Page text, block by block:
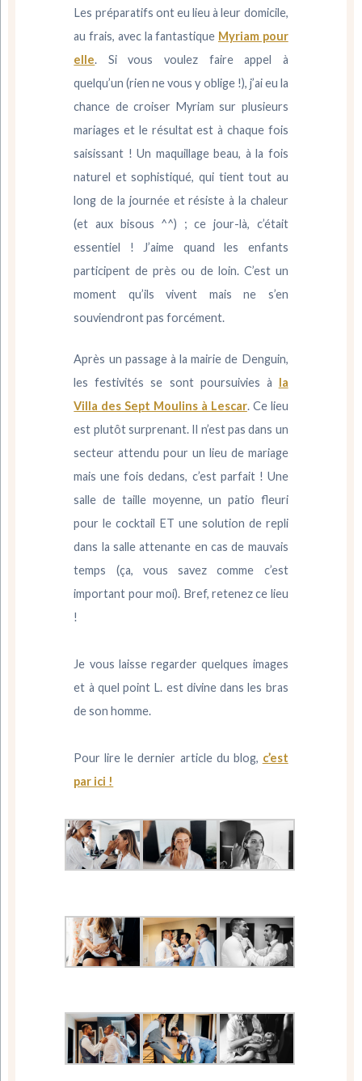
Les préparatifs ont eu lieu à leur domicile,
au frais, avec la fantastique Myriam pour
elle. Si vous voulez faire appel à
quelqu’un (rien ne vous y oblige !), j’ai eu la
chance de croiser Myriam sur plusieurs
mariages et le résultat est à chaque fois
saisissant ! Un maquillage beau, à la fois
naturel et sophistiqué, qui tient tout au
long de la journée et résiste à la chaleur
(et aux bisous ^^) ; ce jour-là, c’était
essentiel ! J’aime quand les enfants
participent de près ou de loin. C’est un
moment qu’ils vivent mais ne s’en
souviendront pas forcément.
Après un passage à la mairie de Denguin,
les festivités se sont poursuivies à la
Villa des Sept Moulins à Lescar. Ce lieu
est plutôt surprenant. Il n’est pas dans un
secteur attendu pour un lieu de mariage
mais une fois dedans, c’est parfait ! Une
salle de taille moyenne, un patio fleuri
pour le cocktail ET une solution de repli
dans la salle attenante en cas de mauvais
temps (ça, vous savez comme c’est
important pour moi). Bref, retenez ce lieu
!
Je vous laisse regarder quelques images
et à quel point L. est divine dans les bras
de son homme.
Pour lire le dernier article du blog, c’est
par ici !